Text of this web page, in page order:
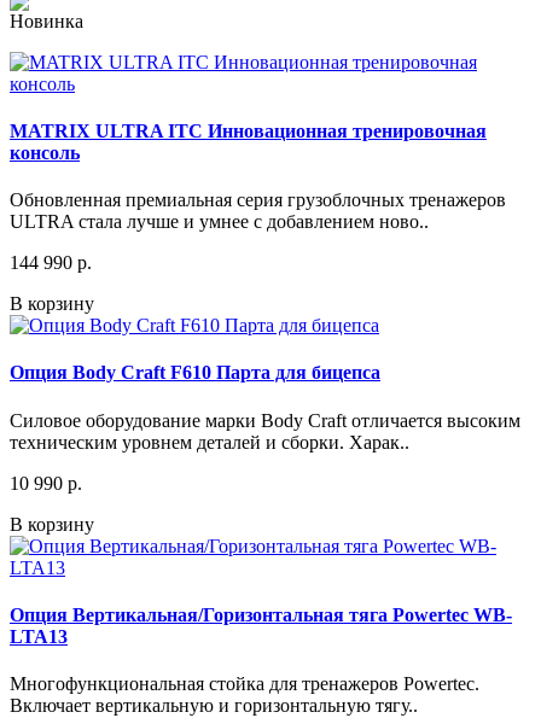
MATRIX ULTRA ITC Инновационная тренировочная
консоль
Обновленная премиальная серия грузоблочных тренажеров
ULTRA стала лучше и умнее с добавлением ново..
144 990 р.
В корзину
Опция Body Craft F610 Парта для бицепса
Силовое оборудование марки Body Craft отличается высоким
техническим уровнем деталей и сборки. Харак..
10 990 р.
В корзину
Опция Вертикальная/Горизонтальная тяга Powertec WB-
LTA13
Многофункциональная стойка для тренажеров Powertec.
Включает вертикальную и горизонтальную тягу..